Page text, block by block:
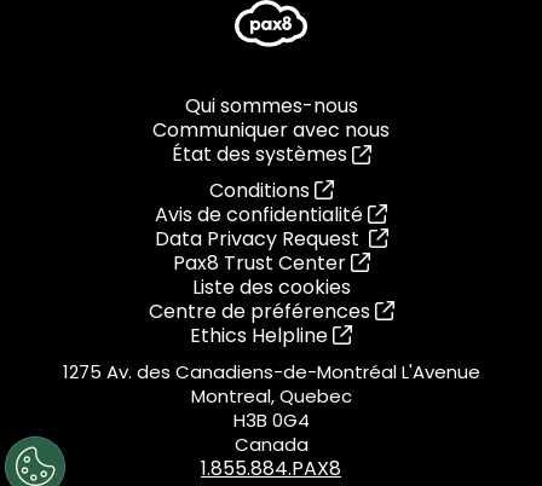
Qui sommes-nous
Communiquer avec nous
État des systèmes
Conditions
Avis de confidentialité
Data Privacy Request
Pax8 Trust Center
Liste des cookies
Centre de préférences
Ethics Helpline
1275 Av. des Canadiens-de-Montréal L'Avenue
Montreal, Quebec
H3B 0G4
Canada
1.855.884.PAX8